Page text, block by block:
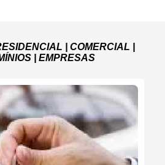
| COMERCIAL |
| EMPRESAS